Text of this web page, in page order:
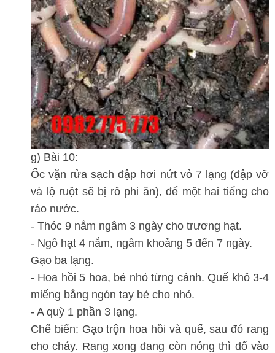
g) Bài 10:
Ốc vặn rửa sạch đập hơi nứt vỏ 7 lạng (đập vỡ
và lộ ruột sẽ bị rô phi ăn), để một hai tiếng cho
ráo nước.
- Thóc 9 nắm ngâm 3 ngày cho trương hạt.
- Ngô hạt 4 nắm, ngâm khoảng 5 đến 7 ngày.
Gạo ba lạng.
- Hoa hồi 5 hoa, bẻ nhỏ từng cánh. Quế khô 3-4
miếng bằng ngón tay bẻ cho nhỏ.
- A quỳ 1 phần 3 lạng.
Chế biến: Gạo trộn hoa hồi và quế, sau đó rang
cho cháy. Rang xong đang còn nóng thì đổ vào